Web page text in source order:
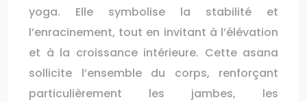
yoga. Elle symbolise la stabilité et
l’enracinement, tout en invitant à l’élévation
et à la croissance intérieure. Cette asana
sollicite l’ensemble du corps, renforçant
particulièrement les jambes, les